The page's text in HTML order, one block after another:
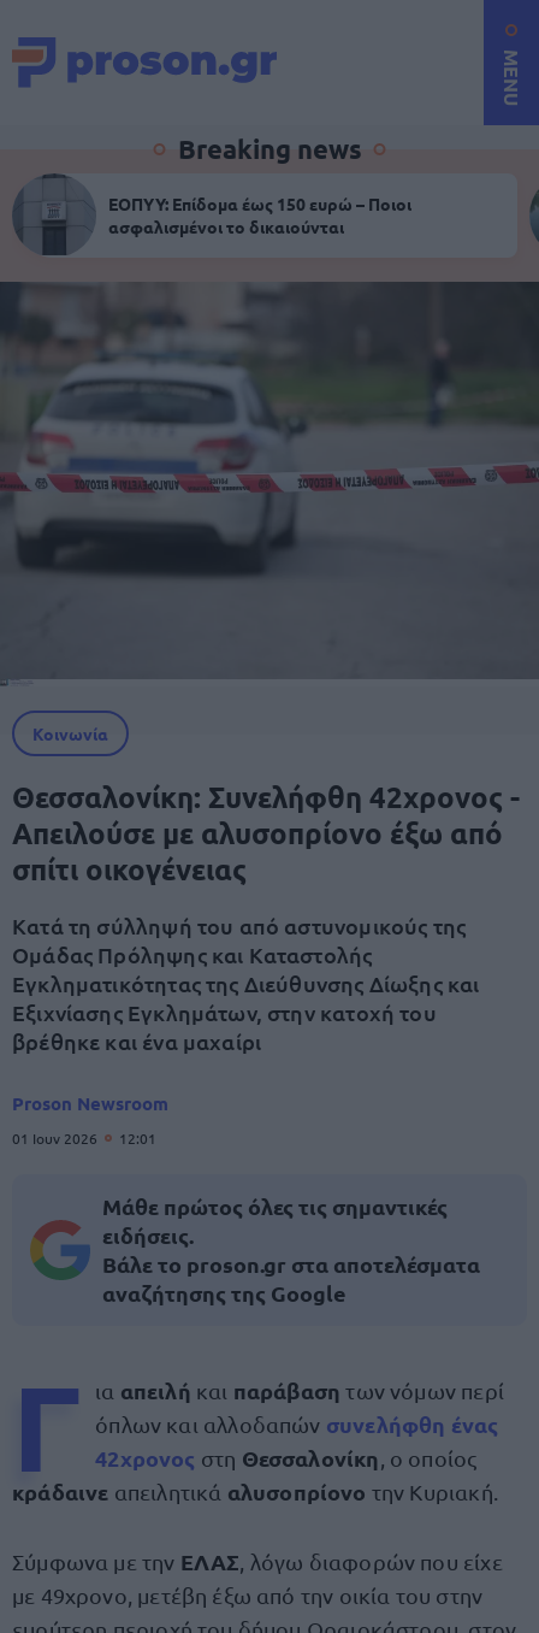
MENU
Breaking news
ΕΟΠΥΥ: Επίδομα έως 150 ευρώ – Ποιοι
ασφαλισμένοι το δικαιούνται
Κοινωνία
Θεσσαλονίκη: Συνελήφθη 42χρονος -
Απειλούσε με αλυσοπρίονο έξω από
σπίτι οικογένειας
Κατά τη σύλληψή του από αστυνομικούς της
Ομάδας Πρόληψης και Καταστολής
Εγκληματικότητας της Διεύθυνσης Δίωξης και
Εξιχνίασης Εγκλημάτων, στην κατοχή του
βρέθηκε και ένα μαχαίρι
Proson Newsroom
01 Ιουν 2026 12:01
Μάθε πρώτος όλες τις σημαντικές
ειδήσεις.
Βάλε το proson.gr στα αποτελέσματα
αναζήτησης της Google
Γ ια απειλή και παράβασητων νόμων περί
όπλων και αλλοδαπών συνελήφθη ένας
42χρονος στη Θεσσαλονίκη , ο οποίος
κράδαινε απειλητικά αλυσοπρίονο την Κυριακή.
Σύμφωνα με την ΕΛΑΣ , λόγω διαφορών που είχε
με 49χρονο, μετέβη έξω από την οικία του στην